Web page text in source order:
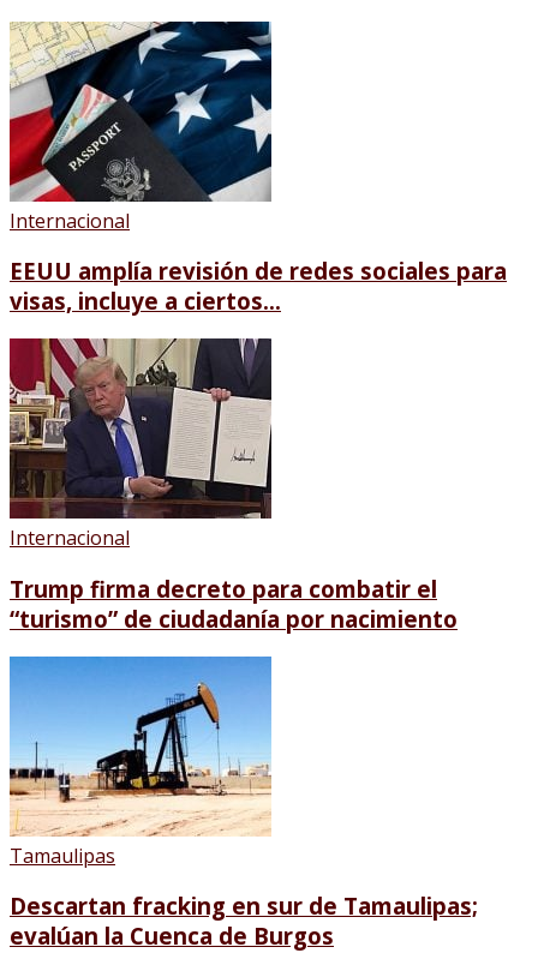
Internacional
EEUU amplía revisión de redes sociales para
visas, incluye a ciertos...
Internacional
Trump firma decreto para combatir el
“turismo” de ciudadanía por nacimiento
Tamaulipas
Descartan fracking en sur de Tamaulipas;
evalúan la Cuenca de Burgos